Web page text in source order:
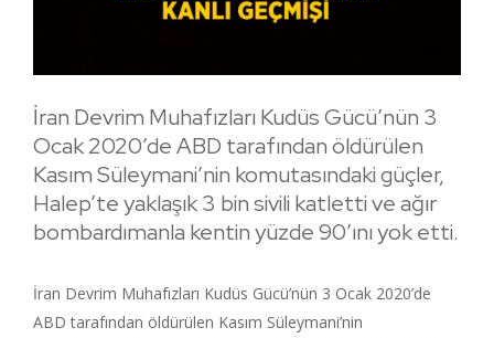
İran Devrim Muhafızları Kudüs Gücü’nün 3
Ocak 2020’de ABD tarafından öldürülen
Kasım Süleymani’nin komutasındaki güçler,
Halep’te yaklaşık 3 bin sivili katletti ve ağır
bombardımanla kentin yüzde 90’ını yok etti.
İran Devrim Muhafızları Kudüs Gücü’nün 3 Ocak 2020’de
ABD tarafından öldürülen Kasım Süleymani’nin